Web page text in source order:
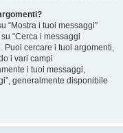
“Mostra i tuoi messaggi”
“Cerca i messaggi
Puoi cercare i tuoi argomenti,
i vari campi
i tuoi messaggi,
generalmente disponibile